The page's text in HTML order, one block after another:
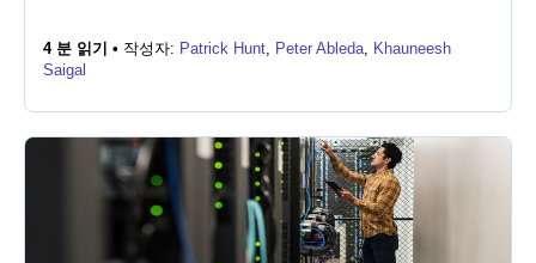
4 분 읽기 • 작성자: Patrick Hunt, Peter Ableda, Khauneesh
Saigal